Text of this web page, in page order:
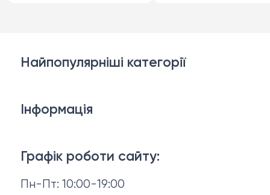
Графік роботи сайту:
Пн-Пт: 10:00-19:00
Найпопулярніші категорії
Матраци
Аксесуари для сну
Інформація